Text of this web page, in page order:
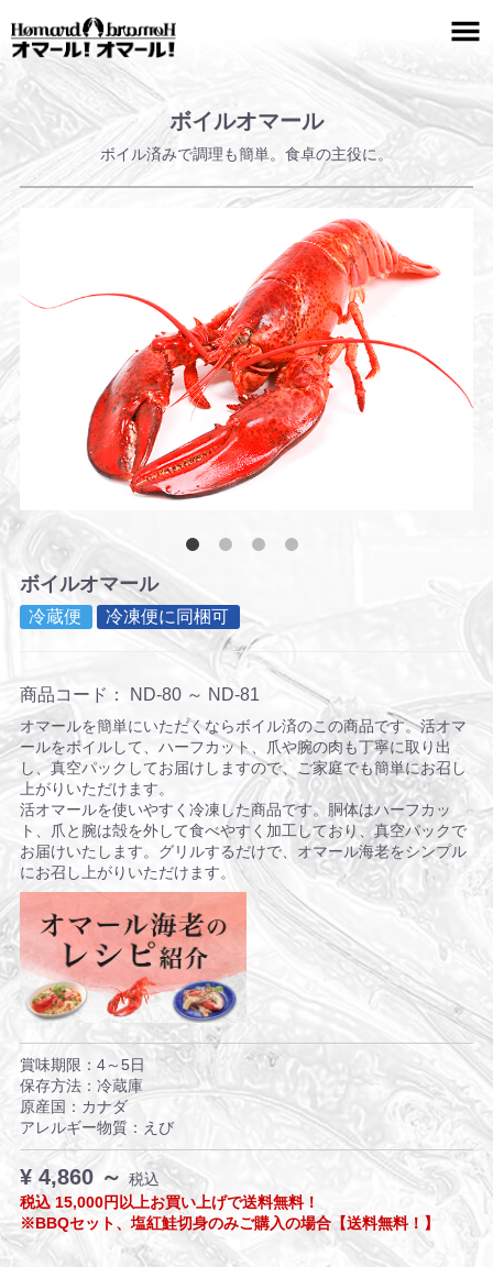
ボイルオマール
ボイル済みで調理も簡単。食卓の主役に。
ボイルオマール
冷蔵便 冷凍便に同梱可
商品コード： ND-80 ～ ND-81
オマールを簡単にいただくならボイル済のこの商品です。活オマ
ールをボイルして、ハーフカット、爪や腕の肉も丁寧に取り出
し、真空パックしてお届けしますので、ご家庭でも簡単にお召し
上がりいただけます。
活オマールを使いやすく冷凍した商品です。胴体はハーフカッ
ト、爪と腕は殻を外して食べやすく加工しており、真空パックで
お届けいたします。グリルするだけで、オマール海老をシンプル
にお召し上がりいただけます。
賞味期限：4～5日
保存方法：冷蔵庫
原産国：カナダ
アレルギー物質：えび
¥ 4,860 ～ 税込
税込 15,000円以上お買い上げで送料無料！
※BBQセット、塩紅鮭切身のみご購入の場合【送料無料！】